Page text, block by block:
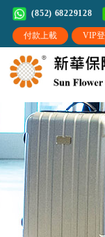
(852) 68229128